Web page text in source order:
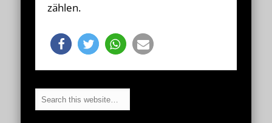
zählen.